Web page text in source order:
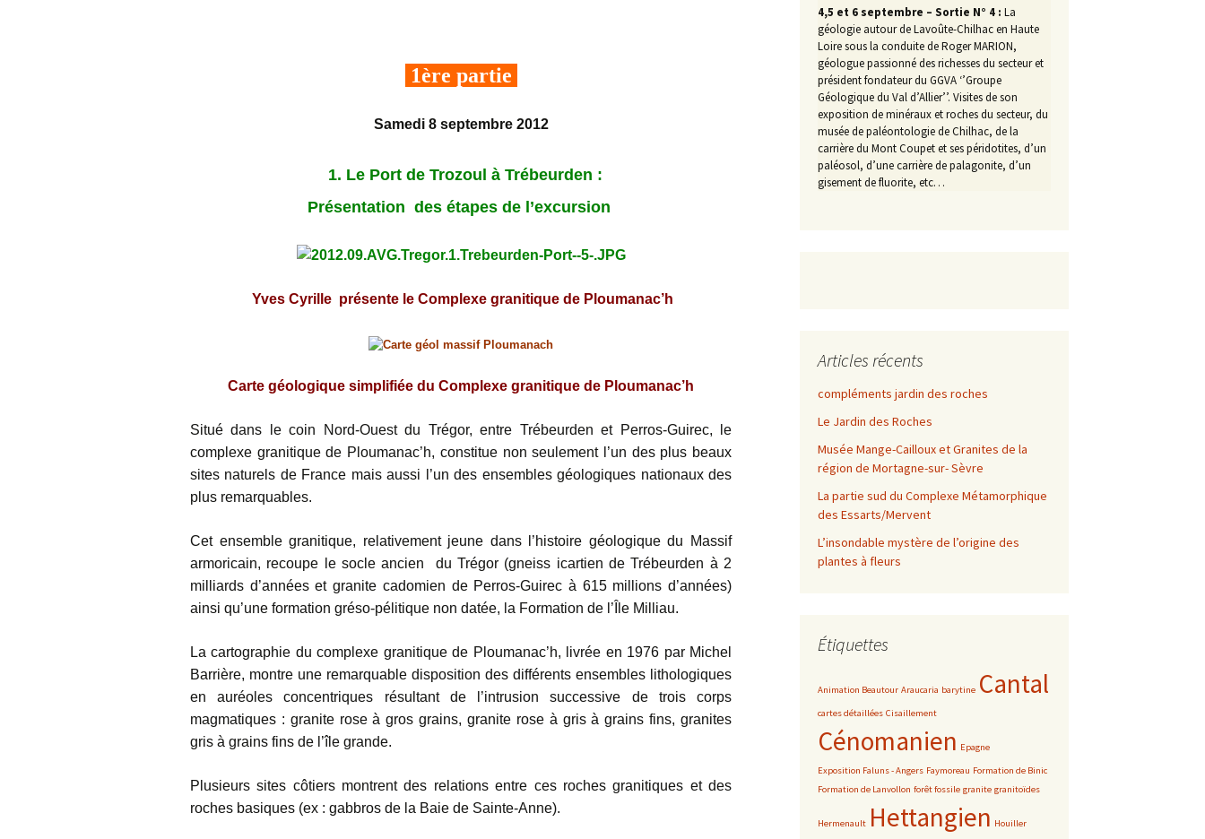
1ère partie
Samedi 8 septembre 2012
1. Le Port de Trozoul à Trébeurden :
Présentation des étapes de l’excursion
Yves Cyrille présente le Complexe granitique de Ploumanac’h
Carte géologique simplifiée du Complexe granitique de Ploumanac’h
Situé dans le coin Nord-Ouest du Trégor, entre Trébeurden et Perros-Guirec, le
complexe granitique de Ploumanac’h, constitue non seulement l’un des plus beaux
sites naturels de France mais aussi l’un des ensembles géologiques nationaux des
plus remarquables.
Cet ensemble granitique, relativement jeune dans l’histoire géologique du Massif
armoricain, recoupe le socle ancien du Trégor (gneiss icartien de Trébeurden à 2
milliards d’années et granite cadomien de Perros-Guirec à 615 millions d’années)
ainsi qu’une formation gréso-pélitique non datée, la Formation de l’Île Milliau.
La cartographie du complexe granitique de Ploumanac’h, livrée en 1976 par Michel
Barrière, montre une remarquable disposition des différents ensembles lithologiques
en auréoles concentriques résultant de l’intrusion successive de trois corps
magmatiques : granite rose à gros grains, granite rose à gris à grains fins, granites
gris à grains fins de l’île grande.
Plusieurs sites côtiers montrent des relations entre ces roches granitiques et des
roches basiques (ex : gabbros de la Baie de Sainte-Anne).
4,5 et 6 septembre – Sortie N° 4 : La
géologie autour de Lavoûte-Chilhac en Haute
Loire sous la conduite de Roger MARION,
géologue passionné des richesses du secteur et
président fondateur du GGVA ‘’Groupe
Géologique du Val d’Allier’’. Visites de son
exposition de minéraux et roches du secteur, du
musée de paléontologie de Chilhac, de la
carrière du Mont Coupet et ses péridotites, d’un
paléosol, d’une carrière de palagonite, d’un
gisement de fluorite, etc…
Articles récents
compléments jardin des roches
Le Jardin des Roches
Musée Mange-Cailloux et Granites de la
région de Mortagne-sur- Sèvre
La partie sud du Complexe Métamorphique
des Essarts/Mervent
L’insondable mystère de l’origine des
plantes à fleurs
Étiquettes
Animation Beautour Araucaria barytine Cantal
cartes détaillées Cisaillement
Cénomanien Epagne
Exposition Faluns - Angers Faymoreau Formation de Binic
Formation de Lanvollon forêt fossile granite granitoïdes
Hermenault Hettangien Houiller